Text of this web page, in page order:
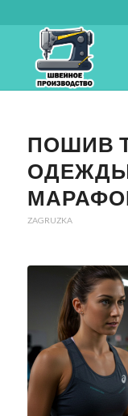
ПОШИВ
ZAGRUZKA